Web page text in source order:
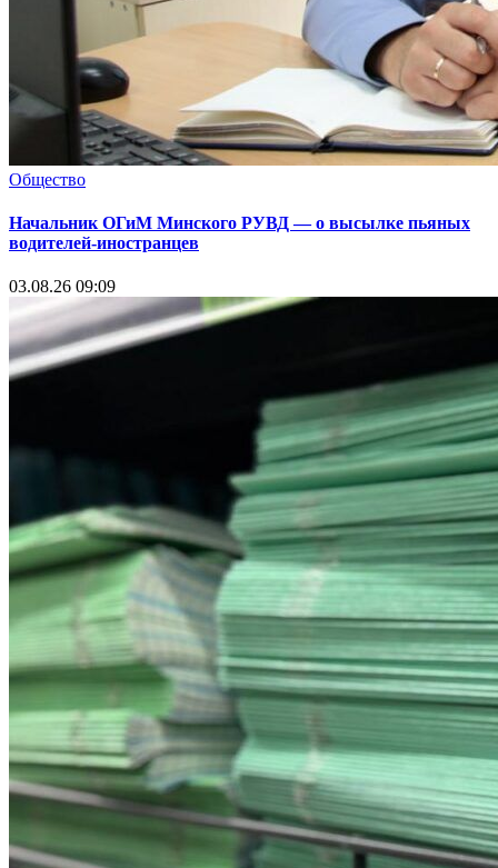
Общество
Начальник ОГиМ Минского РУВД — о высылке пьяных
водителей-иностранцев
03.08.26 09:09